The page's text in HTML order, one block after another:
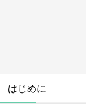
はじめに